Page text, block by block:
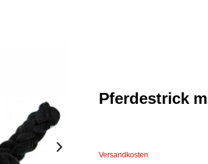
Pferdestrick
Versandkosten